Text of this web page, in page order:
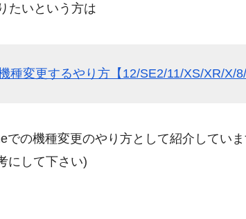
たいという方は
種変更するやり方【12/SE2/11/XS/XR/X/8/
での機種変更のやり方として紹介してい
にして下さい)